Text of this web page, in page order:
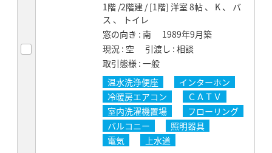
1階 /2階建 / [1階] 洋室 8帖 、 K 、 バ
ス 、 トイレ
窓の向き 南
1989年9月築
現況 空 引渡し 相談
取引態様 一般
温水洗浄便座
インターホン
冷暖房エアコン
ＣＡＴＶ
室内洗濯機置場
フローリング
バルコニー
照明器具
電気
上水道